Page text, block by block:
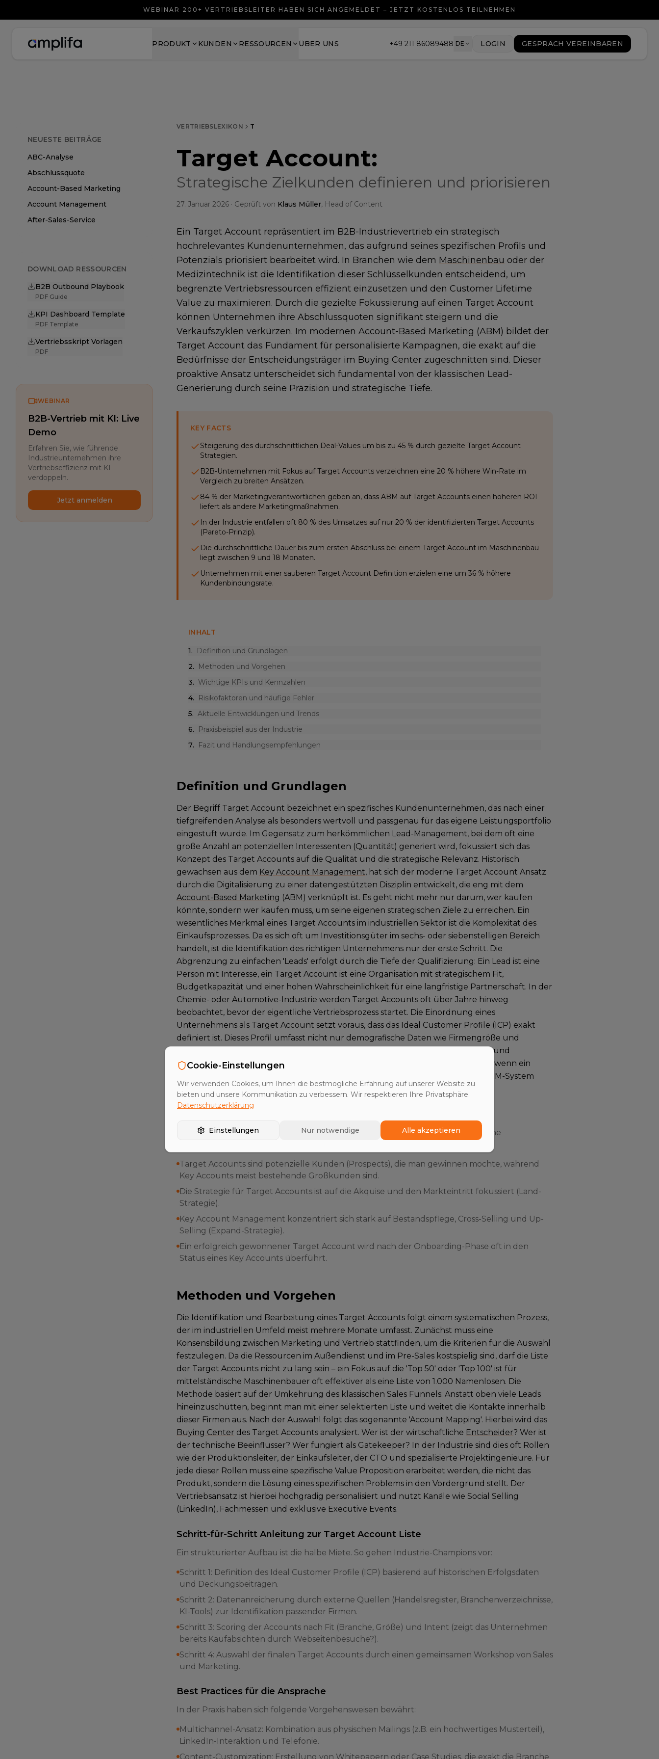
WEBINAR 200+ VERTRIEBSLEITER HABEN SICH ANGEMELDET – JETZT KOSTENLOS TEILNEHMEN
PRODUKT KUNDEN RESSOURCEN ÜBER UNS +49 211 86089488 DE LOGIN GESPRÄCH VEREINBAREN
NEUESTE BEITRÄGE
ABC-Analyse
Abschlussquote
Account-Based Marketing
Account Management
After-Sales-Service
DOWNLOAD RESSOURCEN
B2B Outbound Playbook
PDF Guide
KPI Dashboard Template
PDF Template
Vertriebsskript Vorlagen
PDF
WEBINAR
B2B-Vertrieb mit KI: Live
Demo
Erfahren Sie, wie führende
Industrieunternehmen ihre
Vertriebseffizienz mit KI
verdoppeln.
Jetzt anmelden
VERTRIEBSLEXIKON T
Target Account:
Strategische Zielkunden definieren und priorisieren
27. Januar 2026 · Geprüft von Klaus Müller, Head of Content
Ein Target Account repräsentiert im B2B-Industrievertrieb ein strategisch
hochrelevantes Kundenunternehmen, das aufgrund seines spezifischen Profils und
Potenzials priorisiert bearbeitet wird. In Branchen wie dem Maschinenbau oder der
Medizintechnik ist die Identifikation dieser Schlüsselkunden entscheidend, um
begrenzte Vertriebsressourcen effizient einzusetzen und den Customer Lifetime
Value zu maximieren. Durch die gezielte Fokussierung auf einen Target Account
können Unternehmen ihre Abschlussquoten signifikant steigern und die
Verkaufszyklen verkürzen. Im modernen Account-Based Marketing (ABM) bildet der
Target Account das Fundament für personalisierte Kampagnen, die exakt auf die
Bedürfnisse der Entscheidungsträger im Buying Center zugeschnitten sind. Dieser
proaktive Ansatz unterscheidet sich fundamental von der klassischen Lead-
Generierung durch seine Präzision und strategische Tiefe.
KEY FACTS
Steigerung des durchschnittlichen Deal-Values um bis zu 45 % durch gezielte Target Account
Strategien.
B2B-Unternehmen mit Fokus auf Target Accounts verzeichnen eine 20 % höhere Win-Rate im
Vergleich zu breiten Ansätzen.
84 % der Marketingverantwortlichen geben an, dass ABM auf Target Accounts einen höheren ROI
liefert als andere Marketingmaßnahmen.
In der Industrie entfallen oft 80 % des Umsatzes auf nur 20 % der identifizierten Target Accounts
(Pareto-Prinzip).
Die durchschnittliche Dauer bis zum ersten Abschluss bei einem Target Account im Maschinenbau
liegt zwischen 9 und 18 Monaten.
Unternehmen mit einer sauberen Target Account Definition erzielen eine um 36 % höhere
Kundenbindungsrate.
INHALT
1.
Definition und Grundlagen
2.
Methoden und Vorgehen
3. Wichtige KPIs und Kennzahlen
4.
Risikofaktoren und häufige Fehler
5. Aktuelle Entwicklungen und Trends
6.
Praxisbeispiel aus der Industrie
7. Fazit und Handlungsempfehlungen
Definition und Grundlagen
Der Begriff Target Account bezeichnet ein spezifisches Kundenunternehmen, das nach einer
tiefgreifenden Analyse als besonders wertvoll und passgenau für das eigene Leistungsportfolio
eingestuft wurde. Im Gegensatz zum herkömmlichen Lead-Management, bei dem oft eine
große Anzahl an potenziellen Interessenten (Quantität) generiert wird, fokussiert sich das
Konzept des Target Accounts auf die Qualität und die strategische Relevanz. Historisch
gewachsen aus dem Key Account Management, hat sich der moderne Target Account Ansatz
durch die Digitalisierung zu einer datengestützten Disziplin entwickelt, die eng mit dem
Account-Based Marketing (ABM) verknüpft ist. Es geht nicht mehr nur darum, wer kaufen
könnte, sondern wer kaufen muss, um seine eigenen strategischen Ziele zu erreichen. Ein
wesentliches Merkmal eines Target Accounts im industriellen Sektor ist die Komplexität des
Einkaufsprozesses. Da es sich oft um Investitionsgüter im sechs- oder siebenstelligen Bereich
handelt, ist die Identifikation des richtigen Unternehmens nur der erste Schritt. Die
Abgrenzung zu einfachen 'Leads' erfolgt durch die Tiefe der Qualifizierung: Ein Lead ist eine
Person mit Interesse, ein Target Account ist eine Organisation mit strategischem Fit,
Budgetkapazität und einer hohen Wahrscheinlichkeit für eine langfristige Partnerschaft. In der
Chemie- oder Automotive-Industrie werden Target Accounts oft über Jahre hinweg
beobachtet, bevor der eigentliche Vertriebsprozess startet. Die Einordnung eines
Unternehmens als Target Account setzt voraus, dass das Ideal Customer Profile (ICP) exakt
definiert ist. Dieses Profil umfasst nicht nur demografische Daten wie Firmengröße und
Standort, sondern auch technografische Daten (genutzte Maschinen, Software) und
psychografische Merkmale (Innovationsbereitschaft, Unternehmenskultur). Nur wenn ein
Unternehmen diese Kriterien erfüllt, wird es offiziell als Target Account in das CRM-System
aufgenommen und erhält eine dedizierte Betreuungsstrategie.
Obwohl die Begriffe oft synonym verwendet werden, gibt es imB2B-Vertrieb
feine
Target Accounts sind potenzielle Kunden (Prospects), die man gewinnen möchte, während
Key Accounts meist bestehende Großkunden sind.
Die Strategie für Target Accounts ist auf die Akquise und den Markteintritt fokussiert (Land-
Strategie).
Key Account Management konzentriert sich stark auf Bestandspflege, Cross-Selling und Up-
Selling (Expand-Strategie).
Ein erfolgreich gewonnener Target Account wird nach der Onboarding-Phase oft in den
Status eines Key Accounts überführt.
Methoden und Vorgehen
Die Identifikation und Bearbeitung eines Target Accounts folgt einem systematischen Prozess,
der im industriellen Umfeld meist mehrere Monate umfasst. Zunächst muss eine
Konsensbildung zwischen Marketing und Vertrieb stattfinden, um die Kriterien für die Auswahl
festzulegen. Da die Ressourcen im Außendienst und im Pre-Sales kostspielig sind, darf die Liste
der Target Accounts nicht zu lang sein – ein Fokus auf die 'Top 50' oder 'Top 100' ist für
mittelständische Maschinenbauer oft effektiver als eine Liste von 1.000 Namenlosen. Die
Methode basiert auf der Umkehrung des klassischen Sales Funnels: Anstatt oben viele Leads
hineinzuschütten, beginnt man mit einer selektierten Liste und weitet die Kontakte innerhalb
dieser Firmen aus. Nach der Auswahl folgt das sogenannte 'Account Mapping'. Hierbei wird das
Buying Center des Target Accounts analysiert. Wer ist der wirtschaftliche Entscheider? Wer ist
der technische Beeinflusser? Wer fungiert als Gatekeeper? In der Industrie sind dies oft Rollen
wie der Produktionsleiter, der Einkaufsleiter, der CTO und spezialisierte Projektingenieure. Für
jede dieser Rollen muss eine spezifische Value Proposition erarbeitet werden, die nicht das
Produkt, sondern die Lösung eines spezifischen Problems in den Vordergrund stellt. Der
Vertriebsansatz ist hierbei hochgradig personalisiert und nutzt Kanäle wie Social Selling
(LinkedIn), Fachmessen und exklusive Executive Events.
Schritt-für-Schritt Anleitung zur Target Account Liste
Ein strukturierter Aufbau ist die halbe Miete. So gehen Industrie-Champions vor:
Schritt 1: Definition des Ideal Customer Profile (ICP) basierend auf historischen Erfolgsdaten
und Deckungsbeiträgen.
Schritt 2: Datenanreicherung durch externe Quellen (Handelsregister, Branchenverzeichnisse,
KI-Tools) zur Identifikation passender Firmen.
Schritt 3: Scoring der Accounts nach Fit (Branche, Größe) und Intent (zeigt das Unternehmen
bereits Kaufabsichten durch Webseitenbesuche?).
Schritt 4: Auswahl der finalen Target Accounts durch einen gemeinsamen Workshop von Sales
und Marketing.
Best Practices für die Ansprache
In der Praxis haben sich folgende Vorgehensweisen bewährt:
Multichannel-Ansatz: Kombination aus physischen Mailings (z.B. ein hochwertiges Musterteil),
LinkedIn-Interaktion und Telefonie.
Content-Customization: Erstellung von Whitepapern oder Case Studies, die exakt die Branche
Cookie-Einstellungen
Wir verwenden Cookies, um Ihnen die bestmögliche Erfahrung auf unserer Website zu
bieten und unsere Kommunikation zu verbessern. Wir respektieren Ihre Privatsphäre.
Datenschutzerklärung
Einstellungen Nur notwendige Alle akzeptieren